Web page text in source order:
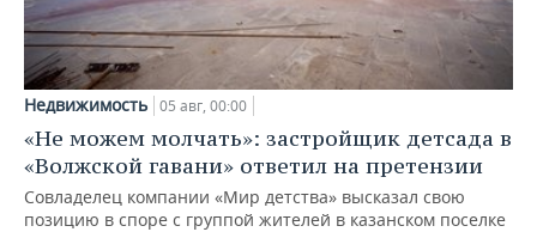
Недвижимость 05 авг, 00:00
«Не можем молчать»: застройщик детсада в
«Волжской гавани» ответил на претензии
Совладелец компании «Мир детства» высказал свою
позицию в споре с группой жителей в казанском поселке